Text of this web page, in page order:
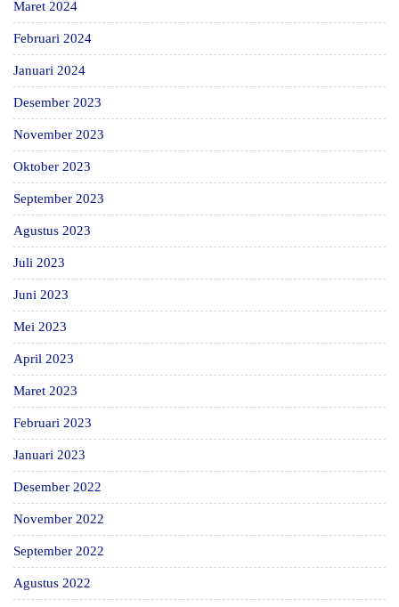
Maret 2024
Februari 2024
Januari 2024
Desember 2023
November 2023
Oktober 2023
September 2023
Agustus 2023
Juli 2023
Juni 2023
Mei 2023
April 2023
Maret 2023
Februari 2023
Januari 2023
Desember 2022
November 2022
September 2022
Agustus 2022